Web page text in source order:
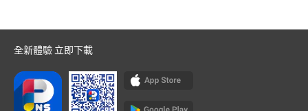
全新體驗 立即下載